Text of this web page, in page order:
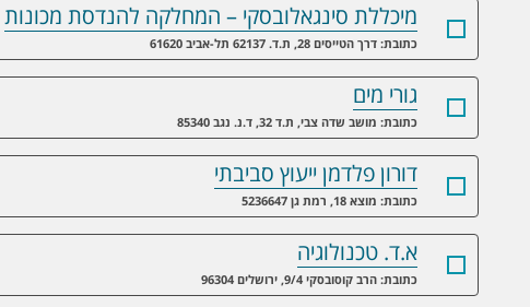
מיכללת סינגאלובסקי – המחלקה להנדסת מכונות
כתובת: דרך הטייסים 28, ת.ד. 62137 תל-אביב 61620
גורי מים
כתובת: מושב שדה צבי, ת.ד 32, ד.נ. נגב 85340
דורון פלדמן ייעוץ סביבתי
כתובת: מוצא 18, רמת גן 5236647
א.ד. טכנולוגיה
כתובת: הרב קוסובסקי 9/4, ירושלים 96304